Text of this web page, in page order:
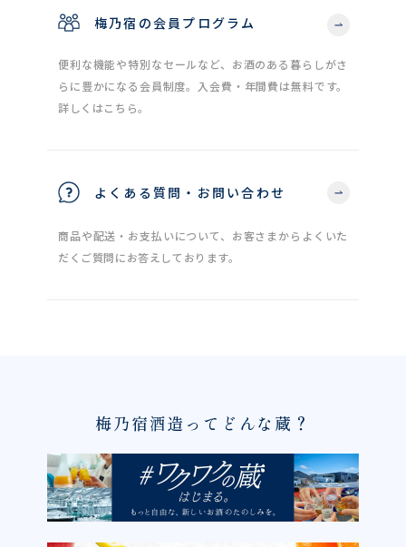
梅乃宿の会員プログラム
便利な機能や特別なセールなど、お酒のある暮らしがさ
らに豊かになる会員制度。入会費・年間費は無料です。
詳しくはこちら。
よくある質問・お問い合わせ
商品や配送・お支払いについて、お客さまからよくいた
だくご質問にお答えしております。
梅乃宿酒造ってどんな蔵？